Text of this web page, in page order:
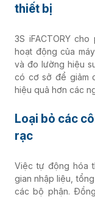
thiết bị
3S iFACTORY
hoạt động của
và đo lường hiệu
có cơ sở để giảm
hiệu quả hơn các
Loại bỏ các
rạc
Việc tự động hóa
gian nhập liệu,
các bộ phận.